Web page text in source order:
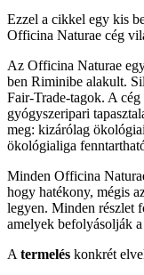
Ezzel a cikkel egy kis
Officina Naturae cég
Az Officina Naturae
ben Riminibe alakult.
Fair-Trade-tagok. A
gyógyszeripari
meg: kizárólag
ökológialiga
Minden Officina
hogy hatékony, mégis
legyen. Minden részlet
amelyek befolyásolják
A termelés konkrét